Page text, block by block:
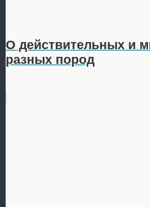
О действительных и
разных пород